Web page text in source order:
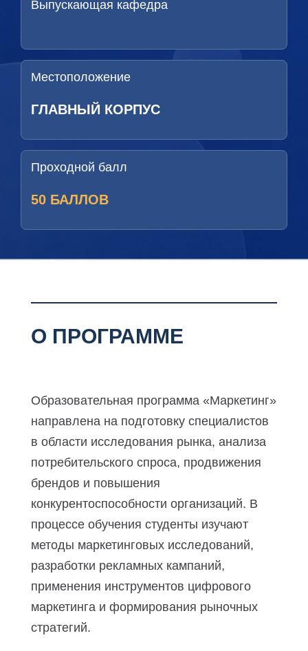
Выпускающая кафедра
Местоположение
ГЛАВНЫЙ КОРПУС
Проходной балл
50 БАЛЛОВ
О ПРОГРАММЕ
Образовательная программа «Маркетинг»
направлена на подготовку специалистов
в области исследования рынка, анализа
потребительского спроса, продвижения
брендов и повышения
конкурентоспособности организаций. В
процессе обучения студенты изучают
методы маркетинговых исследований,
разработки рекламных кампаний,
применения инструментов цифрового
маркетинга и формирования рыночных
стратегий.